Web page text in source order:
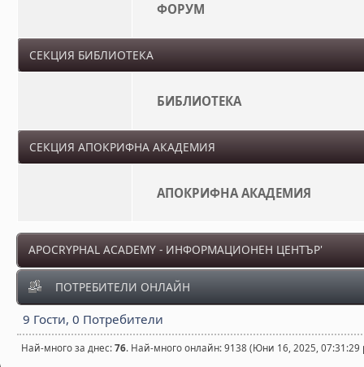
ФОРУМ
СЕКЦИЯ БИБЛИОТЕКА
БИБЛИОТЕКА
СЕКЦИЯ АПОКРИФНА АКАДЕМИЯ
АПОКРИФНА АКАДЕМИЯ
APOCRYPHAL ACADEMY - ИНФОРМАЦИОНЕН ЦЕНТЪР'
ПОТРЕБИТЕЛИ ОНЛАЙН
9 Гости, 0 Потребители
Най-много за днес:76. Най-много онлайн: 9138 (Юни 16, 2025, 07:31:29